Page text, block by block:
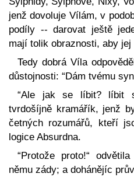
jenž dovoluje Vílám, v
podíly -- darovat ještě
mají tolik obraznosti, aby
Tedy dobrá Víla
důstojnosti: “Dám tvému
“Ale jak se líbit? líbit
tvrdošíjně kramářík, jenž
četných rozumářů, kteří
logice Absurdna.
“Protože proto!“
němu zády; a dohánějíc